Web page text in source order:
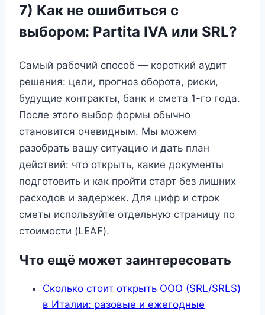
7) Как не ошибиться с
выбором: Partita IVA или SRL?
Самый рабочий способ — короткий аудит
решения: цели, прогноз оборота, риски,
будущие контракты, банк и смета 1-го года.
После этого выбор формы обычно
становится очевидным. Мы можем
разобрать вашу ситуацию и дать план
действий: что открыть, какие документы
подготовить и как пройти старт без лишних
расходов и задержек. Для цифр и строк
сметы используйте отдельную страницу по
стоимости (LEAF).
Что ещё может заинтересовать
Сколько стоит открыть ООО (SRL/SRLS)
в Италии: разовые и ежегодные